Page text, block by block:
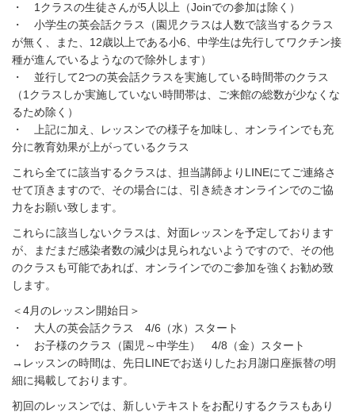
脳トレ
アクセス
・ 1クラスの生徒さんが5人以上（Joinでの参加は除く）
・ 小学生の英会話クラス（園児クラスは人数で該当するクラス
が無く、また、12歳以上である小6、中学生は先行してワクチン接
種が進んでいるようなので除外します）
・ 並行して2つの英会話クラスを実施している時間帯のクラス
（1クラスしか実施していない時間帯は、ご来館の総数が少なくな
るため除く）
・ 上記に加え、レッスンでの様子を加味し、オンラインでも充
分に教育効果が上がっているクラス
これら全てに該当するクラスは、担当講師よりLINEにてご連絡さ
せて頂きますので、その場合には、引き続きオンラインでのご協
力をお願い致します。
これらに該当しないクラスは、対面レッスンを予定しております
が、まだまだ感染者数の減少は見られないようですので、その他
のクラスも可能であれば、オンラインでのご参加を強くお勧め致
します。
＜4月のレッスン開始日＞
・ 大人の英会話クラス 4/6（水）スタート
・ お子様のクラス（園児～中学生） 4/8（金）スタート
→レッスンの時間は、先日LINEでお送りしたお月謝口座振替の明
細に掲載しております。
初回のレッスンでは、新しいテキストをお配りするクラスもあり